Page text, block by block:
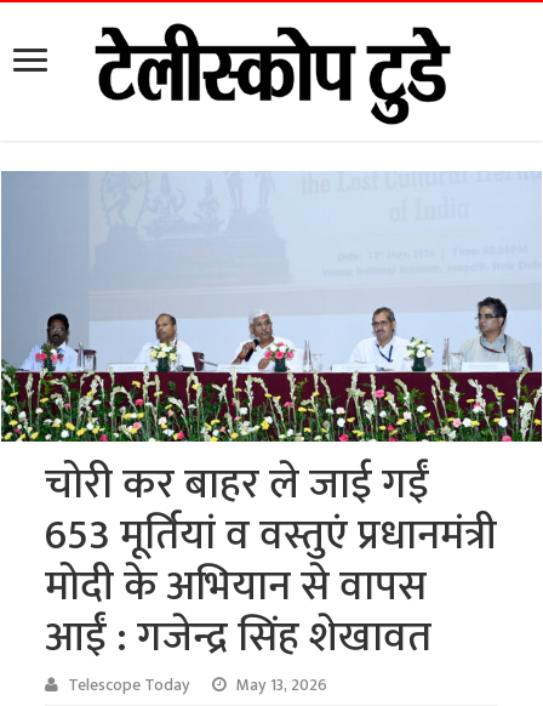
चोरी कर बाहर ले जाई गईं
653 मूर्तियां व वस्तुएं प्रधानमंत्री
मोदी के अभियान से वापस
आईं : गजेन्द्र सिंह शेखावत
Telescope Today May 13, 2026